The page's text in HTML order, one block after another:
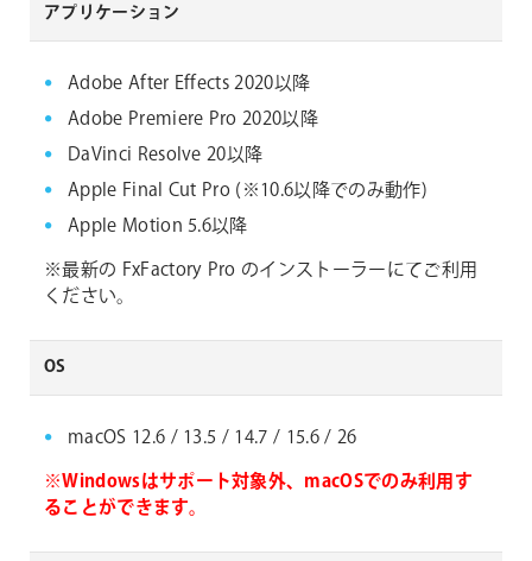
アプリケーション
Adobe After Effects 2020以降
Adobe Premiere Pro 2020以降
DaVinci Resolve 20以降
Apple Final Cut Pro (※10.6以降でのみ動作)
Apple Motion 5.6以降
※最新の FxFactory Pro のインストーラーにてご利用
ください。
OS
macOS 12.6 / 13.5 / 14.7 / 15.6 / 26
※Windowsはサポート対象外、macOSでのみ利用す
ることができます。